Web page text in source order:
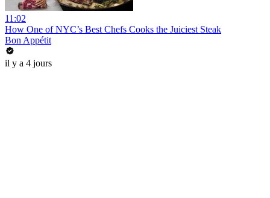
11:02
How One of NYC’s Best Chefs Cooks the Juiciest Steak
Bon Appétit
il y a 4 jours